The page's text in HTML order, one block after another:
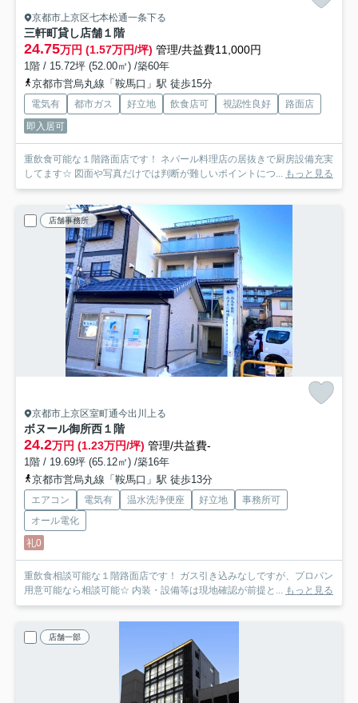
京都市上京区七本松通一条下る
三軒町貸し店舗１階
24.75万円 (1.57万円/坪) 管理/共益費11,000円
1階 / 15.72坪 (52.00㎡) /築60年
京都市営烏丸線「鞍馬口」駅 徒歩15分
電気有 都市ガス 好立地 飲食店可 視認性良好
路面店
即入居可
重飲食可能な１階路面店です！ ネパール料理店の居抜きで厨房設備充実
してます☆ 図面や写真だけでは判断が難しいポイントにつ... もっと見る
店舗事務所
京都市上京区室町通今出川上る
ボヌール御所西１階
24.2万円 (1.23万円/坪) 管理/共益費-
1階 / 19.69坪 (65.12㎡) /築16年
京都市営烏丸線「鞍馬口」駅 徒歩13分
エアコン 電気有 温水洗浄便座 好立地
事務所可
オール電化
礼0
重飲食相談可能な１階路面店です！ ガス引き込みなしですが、プロパン
用意可能なら相談可能☆ 内装・設備等は現地確認が前提と... もっと見る
店舗一部